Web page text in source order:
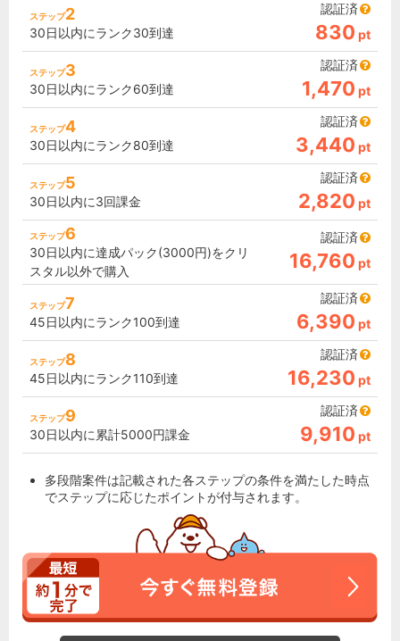
ステップ2
30日以内にランク30到達
認証済
830 pt
ステップ3
30日以内にランク60到達
認証済
1,470 pt
ステップ4
30日以内にランク80到達
認証済
3,440 pt
ステップ5
30日以内に3回課金
認証済
2,820 pt
ステップ6
30日以内に達成パック(3000円)をクリ
スタル以外で購入
認証済
16,760 pt
ステップ7
45日以内にランク100到達
認証済
6,390 pt
ステップ8
45日以内にランク110到達
認証済
16,230 pt
ステップ9
30日以内に累計5000円課金
認証済
9,910 pt
多段階案件は記載された各ステップの条件を満たした時点
でステップに応じたポイントが付与されます。